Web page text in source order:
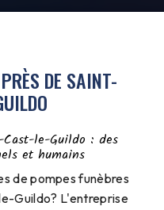
DE SAINT-
le-Guildo : des
et humains
de pompes funèbres
Guildo? L'entreprise